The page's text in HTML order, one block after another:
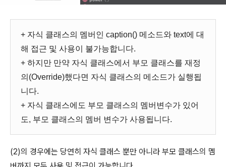
+ 자식 클래스의 멤버인 caption() 메소드와 text에 대
해 접근 및 사용이 불가능합니다.
+ 하지만 만약 자식 클래스에서 부모 클래스를 재정
의(Override)했다면 자식 클래스의 메소드가 실행됩
니다.
+ 자식 클래스에도 부모 클래스의 멤버변수가 있어
도, 부모 클래스의 멤버 변수가 사용됩니다.
(2)의 경우에는 당연히 자식 클래스 뿐만 아니라 부모 클래스의 멤